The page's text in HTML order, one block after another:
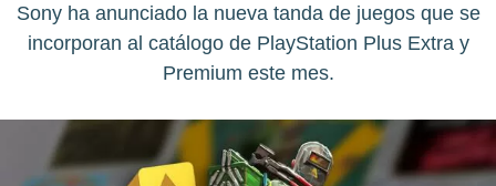
Sony ha anunciado la nueva tanda de juegos que se
incorporan al catálogo de PlayStation Plus Extra y
Premium este mes.